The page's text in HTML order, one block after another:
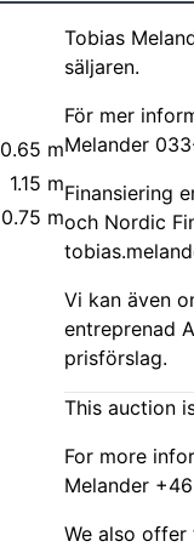
0.65 m
1.15 m
0.75 m
Tobias
säljaren.
För mer
Melander
Finansiering
och Nordic
Vi kan även
entreprenad
prisförslag.
This auction
For more
Melander
We also offer